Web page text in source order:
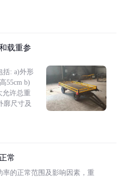
载重参
括: a)外形
55cm b)
允许总重
廓尺寸及
常
的正常范围及影响因素，重